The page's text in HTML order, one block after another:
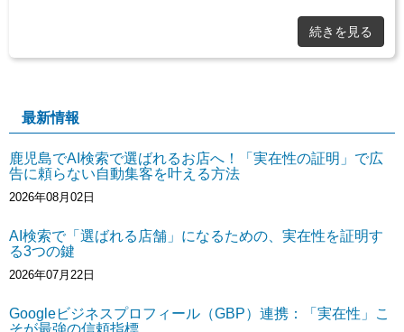
続きを見る
最新情報
鹿児島でAI検索で選ばれるお店へ！「実在性の証明」で広
告に頼らない自動集客を叶える方法
2026年08月02日
AI検索で「選ばれる店舗」になるための、実在性を証明す
る3つの鍵
2026年07月22日
Googleビジネスプロフィール（GBP）連携：「実在性」こ
そが最強の信頼指標